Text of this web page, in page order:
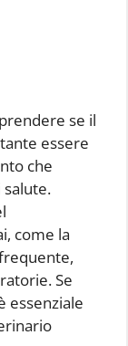
se il
essere
che
come la
Se
essenziale